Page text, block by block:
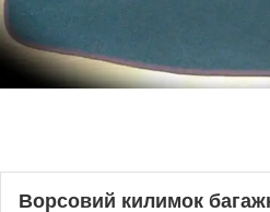
Ворсовий килимок